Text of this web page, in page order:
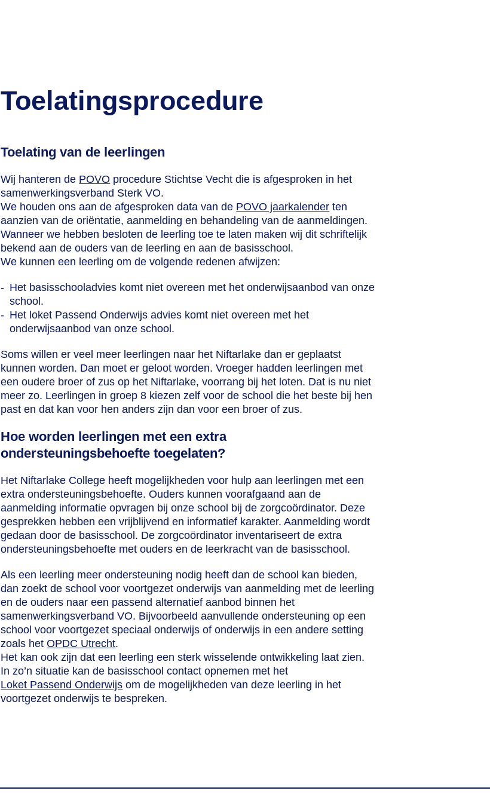
Toelatingsprocedure
Toelating van de leerlingen
Wij hanteren de POVO procedure Stichtse Vecht die is afgesproken in het
samenwerkingsverband Sterk VO.
We houden ons aan de afgesproken data van de POVO jaarkalender ten
aanzien van de oriëntatie, aanmelding en behandeling van de aanmeldingen.
Wanneer we hebben besloten de leerling toe te laten maken wij dit schriftelijk
bekend aan de ouders van de leerling en aan de basisschool.
We kunnen een leerling om de volgende redenen afwijzen:
Het basisschooladvies komt niet overeen met het onderwijsaanbod van onze
school.
Het loket Passend Onderwijs advies komt niet overeen met het
onderwijsaanbod van onze school.
Soms willen er veel meer leerlingen naar het Niftarlake dan er geplaatst
kunnen worden. Dan moet er geloot worden. Vroeger hadden leerlingen met
een oudere broer of zus op het Niftarlake, voorrang bij het loten. Dat is nu niet
meer zo. Leerlingen in groep 8 kiezen zelf voor de school die het beste bij hen
past en dat kan voor hen anders zijn dan voor een broer of zus.
Hoe worden leerlingen met een extra
ondersteuningsbehoefte toegelaten?
Het Niftarlake College heeft mogelijkheden voor hulp aan leerlingen met een
extra ondersteuningsbehoefte. Ouders kunnen voorafgaand aan de
aanmelding informatie opvragen bij onze school bij de zorgcoördinator. Deze
gesprekken hebben een vrijblijvend en informatief karakter. Aanmelding wordt
gedaan door de basisschool. De zorgcoördinator inventariseert de extra
ondersteuningsbehoefte met ouders en de leerkracht van de basisschool.
Als een leerling meer ondersteuning nodig heeft dan de school kan bieden,
dan zoekt de school voor voortgezet onderwijs van aanmelding met de leerling
en de ouders naar een passend alternatief aanbod binnen het
samenwerkingsverband VO. Bijvoorbeeld aanvullende ondersteuning op een
school voor voortgezet speciaal onderwijs of onderwijs in een andere setting
zoals hetOPDC Utrecht.
Het kan ook zijn dat een leerling een sterk wisselende ontwikkeling laat zien.
In zo’n situatie kan de basisschool contact opnemen met het
Loket Passend Onderwijs om de mogelijkheden van deze leerling in het
voortgezet onderwijs te bespreken.